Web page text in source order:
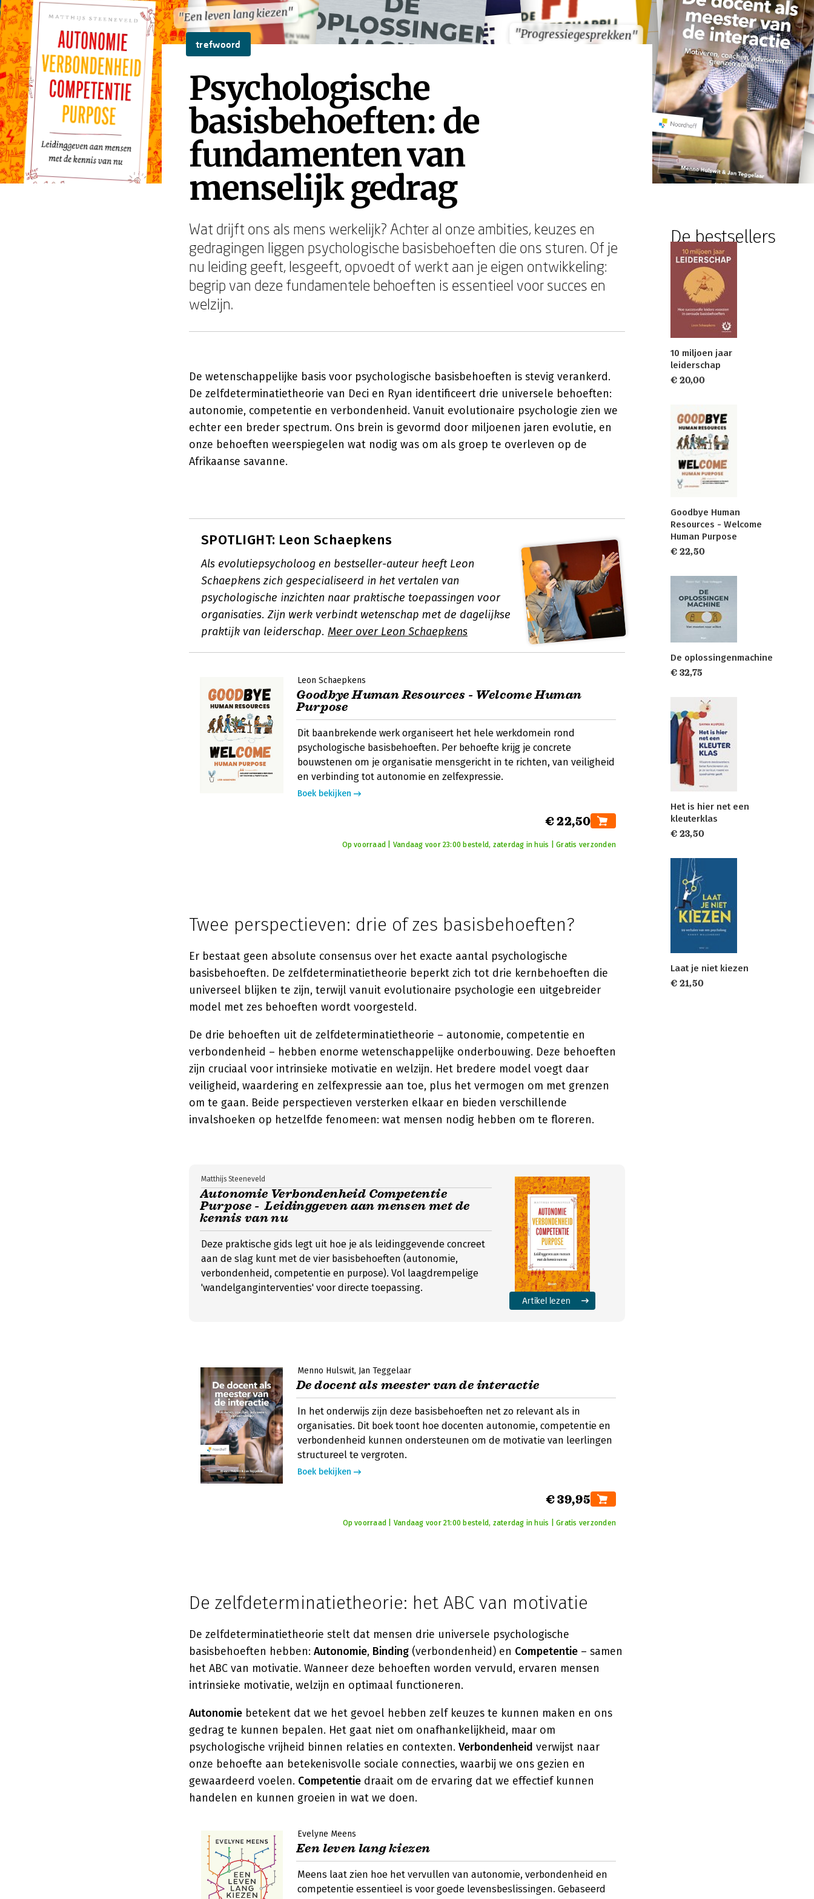
"Een leven lang kiezen"
"Progressiegesprekken"
"Een leven lang kiezen"
"Progressiegesprekken"
trefwoord
Psychologische
basisbehoeften: de
fundamenten van
menselijk gedrag
Wat drijft ons als mens werkelijk? Achter al onze ambities, keuzes en
gedragingen liggen psychologische basisbehoeften die ons sturen. Of je
nu leiding geeft, lesgeeft, opvoedt of werkt aan je eigen ontwikkeling:
begrip van deze fundamentele behoeften is essentieel voor succes en
welzijn.
De wetenschappelijke basis voor psychologische basisbehoeften is stevig verankerd.
De zelfdeterminatietheorie van Deci en Ryan identificeert drie universele behoeften:
autonomie, competentie en verbondenheid. Vanuit evolutionaire psychologie zien we
echter een breder spectrum. Ons brein is gevormd door miljoenen jaren evolutie, en
onze behoeften weerspiegelen wat nodig was om als groep te overleven op de
Afrikaanse savanne.
SPOTLIGHT: Leon Schaepkens
Als evolutiepsycholoog en bestseller-auteur heeft Leon
Schaepkens zich gespecialiseerd in het vertalen van
psychologische inzichten naar praktische toepassingen voor
organisaties. Zijn werk verbindt wetenschap met de dagelijkse
praktijk van leiderschap. Meer over Leon Schaepkens
Leon Schaepkens
Goodbye Human Resources - Welcome Human
Purpose
Dit baanbrekende werk organiseert het hele werkdomein rond
psychologische basisbehoeften. Per behoefte krijg je concrete
bouwstenen om je organisatie mensgericht in te richten, van veiligheid
en verbinding tot autonomie en zelfexpressie.
Boek bekijken
€ 22,50
Op voorraad | Vandaag voor 23:00 besteld, zaterdag in huis | Gratis verzonden
Twee perspectieven: drie of zes basisbehoeften?
Er bestaat geen absolute consensus over het exacte aantal psychologische
basisbehoeften. De zelfdeterminatietheorie beperkt zich tot drie kernbehoeften die
universeel blijken te zijn, terwijl vanuit evolutionaire psychologie een uitgebreider
model met zes behoeften wordt voorgesteld.
De drie behoeften uit de zelfdeterminatietheorie – autonomie, competentie en
verbondenheid – hebben enorme wetenschappelijke onderbouwing. Deze behoeften
zijn cruciaal voor intrinsieke motivatie en welzijn. Het bredere model voegt daar
veiligheid, waardering en zelfexpressie aan toe, plus het vermogen om met grenzen
om te gaan. Beide perspectieven versterken elkaar en bieden verschillende
invalshoeken op hetzelfde fenomeen: wat mensen nodig hebben om te floreren.
Autonomie Verbondenheid Competentie
Purpose - Leidinggeven aan mensen met de
kennis van nu
Matthijs Steeneveld
Deze praktische gids legt uit hoe je als leidinggevende concreet
aan de slag kunt met de vier basisbehoeften (autonomie,
verbondenheid, competentie en purpose). Vol laagdrempelige
'wandelganginterventies' voor directe toepassing.
Artikel lezen
Menno Hulswit Jan Teggelaar
De docent als meester van de interactie
In het onderwijs zijn deze basisbehoeften net zo relevant als in
organisaties. Dit boek toont hoe docenten autonomie, competentie en
verbondenheid kunnen ondersteunen om de motivatie van leerlingen
structureel te vergroten.
Boek bekijken
€ 39,95
Op voorraad | Vandaag voor 21:00 besteld, zaterdag in huis | Gratis verzonden
De zelfdeterminatietheorie: het ABC van motivatie
De zelfdeterminatietheorie stelt dat mensen drie universele psychologische
basisbehoeften hebben: Autonomie, Binding (verbondenheid) en Competentie – samen
het ABC van motivatie. Wanneer deze behoeften worden vervuld, ervaren mensen
intrinsieke motivatie, welzijn en optimaal functioneren.
Autonomie betekent dat we het gevoel hebben zelf keuzes te kunnen maken en ons
gedrag te kunnen bepalen. Het gaat niet om onafhankelijkheid, maar om
psychologische vrijheid binnen relaties en contexten. Verbondenheid verwijst naar
onze behoefte aan betekenisvolle sociale connecties, waarbij we ons gezien en
gewaardeerd voelen. Competentie draait om de ervaring dat we effectief kunnen
handelen en kunnen groeien in wat we doen.
Evelyne Meens
Een leven lang kiezen
Meens laat zien hoe het vervullen van autonomie, verbondenheid en
competentie essentieel is voor goede levensbeslissingen. Gebaseerd
De bestsellers
10 miljoen jaar
leiderschap
€ 20,00
Goodbye Human
Resources - Welcome
Human Purpose
€ 22,50
De oplossingenmachine
€ 32,75
Het is hier net een
kleuterklas
€ 23,50
Laat je niet kiezen
€ 21,50